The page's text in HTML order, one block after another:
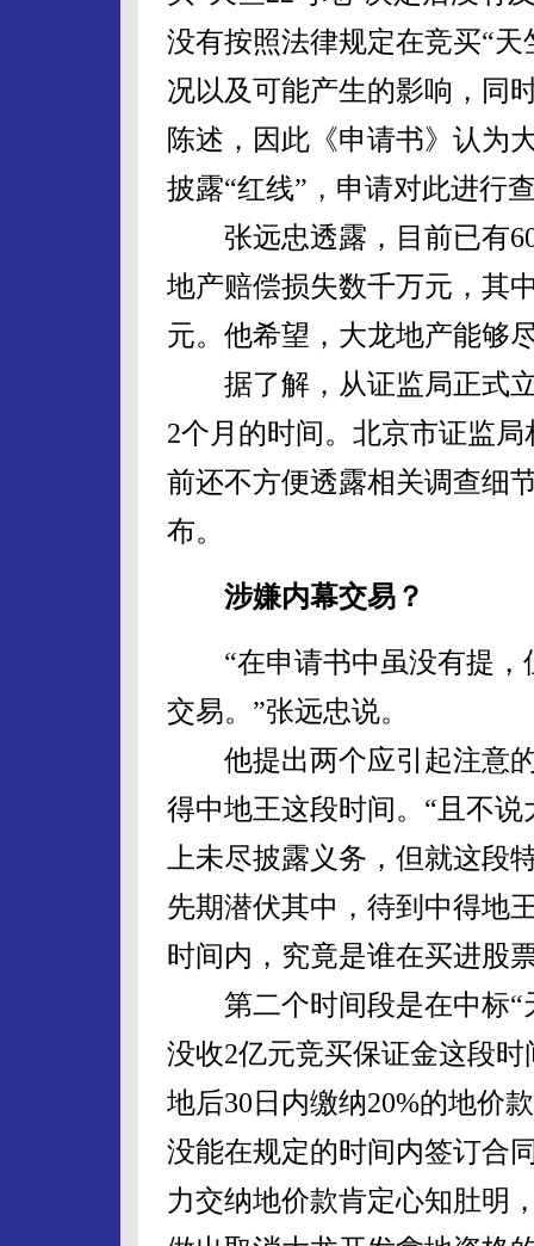
没有按照法律规定在竞买“
况以及可能产生的影响，同
陈述，因此《申请书》认为
披露“红线”，申请对此进行
张远忠透露，目前已有60
地产赔偿损失数千万元，其
元。他希望，大龙地产能够
据了解，从证监局正式立
2个月的时间。北京市证监
前还不方便透露相关调查细
布。
涉嫌内幕交易？
“在申请书中虽没有提，
交易。”张远忠说。
他提出两个应引起注意的
得中地王这段时间。“且不
上未尽披露义务，但就这段
先期潜伏其中，待到中得地
时间内，究竟是谁在买进股
第二个时间段是在中标“
没收2亿元竞买保证金这段
地后30日内缴纳20%的地价
没能在规定的时间内签订合
力交纳地价款肯定心知肚明